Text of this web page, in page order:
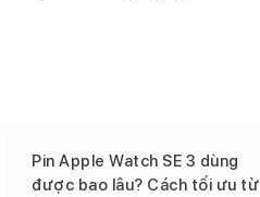
Pin Apple Watch SE 3 dùng
được bao lâu? Cách tối ưu từ